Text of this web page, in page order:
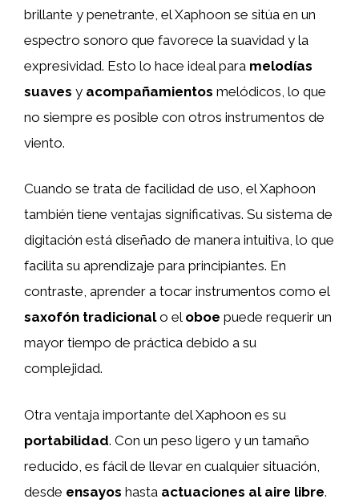
brillante y penetrante, el Xaphoon se sitúa en un
espectro sonoro que favorece la suavidad y la
expresividad. Esto lo hace ideal para melodías
suaves y acompañamientos melódicos, lo que
no siempre es posible con otros instrumentos de
viento.
Cuando se trata de facilidad de uso, el Xaphoon
también tiene ventajas significativas. Su sistema de
digitación está diseñado de manera intuitiva, lo que
facilita su aprendizaje para principiantes. En
contraste, aprender a tocar instrumentos como el
saxofón tradicionalo el oboe puede requerir un
mayor tiempo de práctica debido a su
complejidad.
Otra ventaja importante del Xaphoon es su
portabilidad. Con un peso ligero y un tamaño
reducido, es fácil de llevar en cualquier situación,
desde ensayos hasta actuaciones al aire libre.